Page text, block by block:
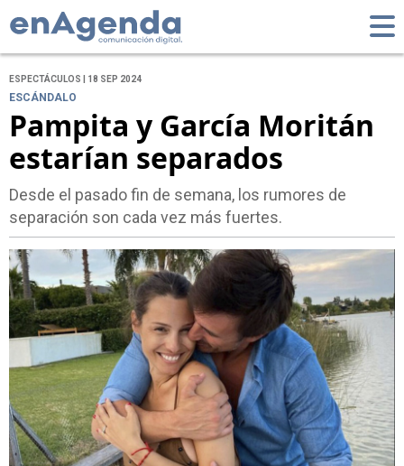
ESPECTÁCULOS | 18 SEP 2024
ESCÁNDALO
Pampita y García Moritán
estarían separados
Desde el pasado fin de semana, los rumores de
separación son cada vez más fuertes.